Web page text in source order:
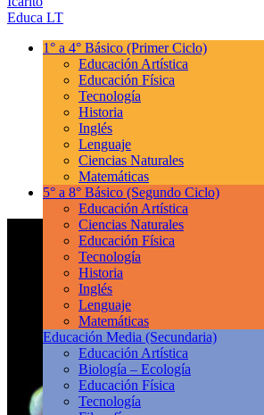
Educa LT
1° a 4° Básico (Primer Ciclo)
Educación Artística
Educación Física
Tecnología
Historia
Inglés
Lenguaje
Ciencias Naturales
Matemáticas
5° a 8° Básico (Segundo Ciclo)
Educación Artística
Ciencias Naturales
Educación Física
Tecnología
Historia
Inglés
Lenguaje
Matemáticas
Educación Media (Secundaria)
Educación Artística
Biología – Ecología
Educación Física
Tecnología